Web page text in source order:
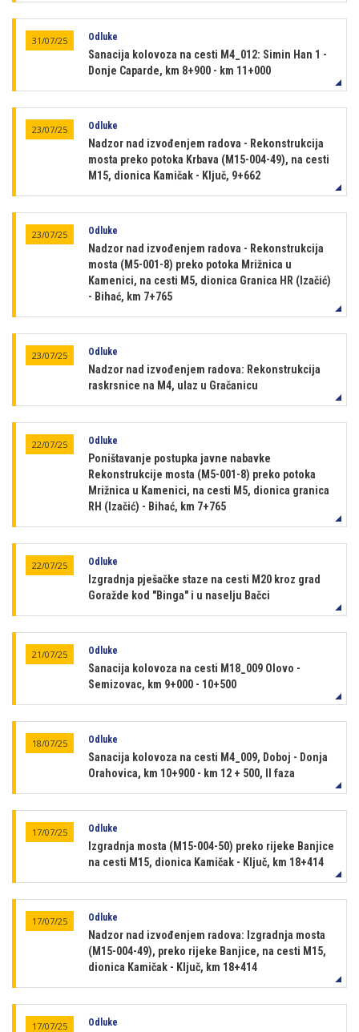
31/07/25 Odluke
Sanacija kolovoza na cesti M4_012: Simin Han 1 -
Donje Caparde, km 8+900 - km 11+000
23/07/25 Odluke
Nadzor nad izvođenjem radova - Rekonstrukcija
mosta preko potoka Krbava (M15-004-49), na cesti
M15, dionica Kamičak - Ključ, 9+662
23/07/25 Odluke
Nadzor nad izvođenjem radova - Rekonstrukcija
mosta (M5-001-8) preko potoka Mrižnica u
Kamenici, na cesti M5, dionica Granica HR (Izačić)
- Bihać, km 7+765
23/07/25 Odluke
Nadzor nad izvođenjem radova: Rekonstrukcija
raskrsnice na M4, ulaz u Gračanicu
22/07/25 Odluke
Poništavanje postupka javne nabavke
Rekonstrukcije mosta (M5-001-8) preko potoka
Mrižnica u Kamenici, na cesti M5, dionica granica
RH (Izačić) - Bihać, km 7+765
22/07/25 Odluke
Izgradnja pješačke staze na cesti M20 kroz grad
Goražde kod "Binga" i u naselju Bačci
21/07/25 Odluke
Sanacija kolovoza na cesti M18_009 Olovo -
Semizovac, km 9+000 - 10+500
18/07/25 Odluke
Sanacija kolovoza na cesti M4_009, Doboj - Donja
Orahovica, km 10+900 - km 12 + 500, II faza
17/07/25 Odluke
Izgradnja mosta (M15-004-50) preko rijeke Banjice
na cesti M15, dionica Kamičak - Ključ, km 18+414
17/07/25 Odluke
Nadzor nad izvođenjem radova: Izgradnja mosta
(M15-004-49), preko rijeke Banjice, na cesti M15,
dionica Kamičak - Ključ, km 18+414
17/07/25 Odluke